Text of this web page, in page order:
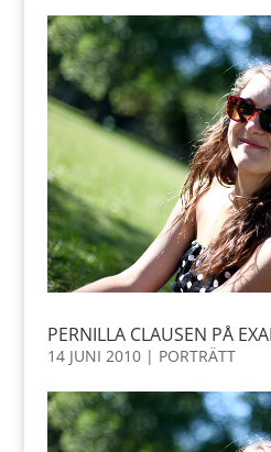
PERNILLA CLAUSEN PÅ
14 JUNI 2010| PORTRÄTT